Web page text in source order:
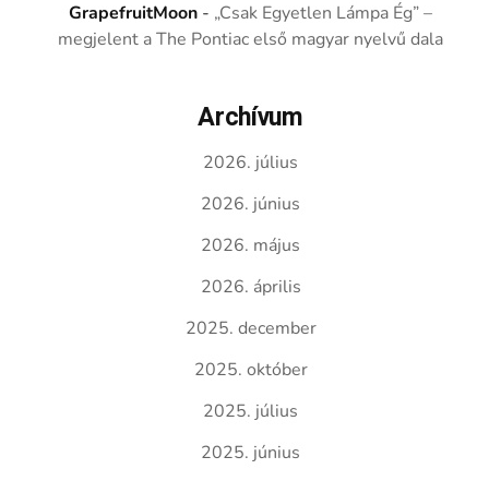
GrapefruitMoon - „Csak Egyetlen Lámpa Ég” –
megjelent a The Pontiac első magyar nyelvű dala
Archívum
2026. július
2026. június
2026. május
2026. április
2025. december
2025. október
2025. július
2025. június